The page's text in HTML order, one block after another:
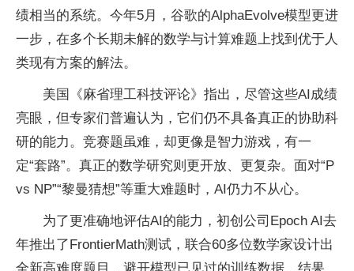
绩相当的系统。今年5月，谷歌的AlphaEvolve模型更进
一步，在多个长期未解的数学与计算难题上找到优于人
类现有方案的解法。
美国《麻省理工科技评论》指出，尽管这些AI成绩
亮眼，但专家们普遍认为，它们仍不具备真正的协助科
研的能力。竞赛题虽难，却更像是智力游戏，有一
定“套路”。真正的数学研究则更开放、更复杂。面对“P
vs NP”“黎曼猜想”等重大难题时，AI仍力不从心。
为了更准确地评估AI的能力，初创公司Epoch AI去
年推出了FrontierMath测试，联合60多位数学家设计出